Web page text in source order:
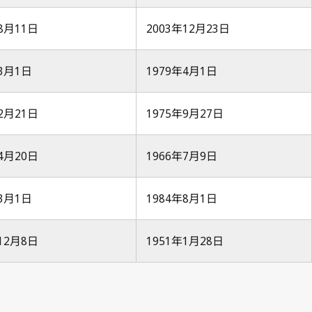
11日 2003年12月23日
1日 1979年4月1日
21日 1975年9月27日
20日 1966年7月9日
1日 1984年8月1日
月8日 1951年1月28日